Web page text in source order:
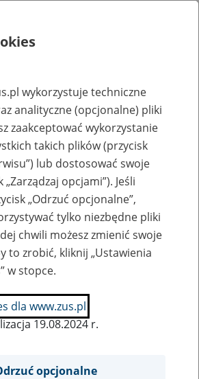
lub
zakładów pracy
wykorzystuje techniczne
analityczne (opcjonalne) pliki
zaakceptować wykorzystanie
takich plików (przycisk
lub dostosować swoje
opcjami”). Jeśli
„Odrzuć opcjonalne”,
tylko niezbędne pliki
chwili możesz zmienić swoje
to zrobić, kliknij „Ustawienia
w stopce.
dla www.zus.pl
19.08.2024 r.
opcjonalne